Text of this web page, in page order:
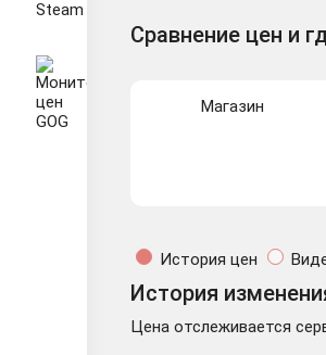
Сравнение цен и
Магазин
История цен
История
Цена отслеживается